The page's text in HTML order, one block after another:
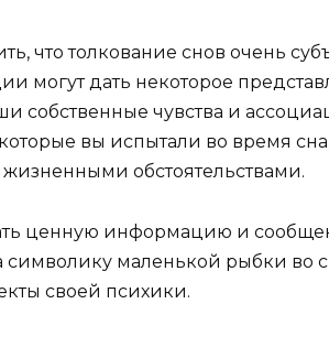
что толкование снов очень
могут дать некоторое
собственные чувства и
вы испытали во время
обстоятельствами.
ценную информацию и
маленькой рыбки во
своей психики.